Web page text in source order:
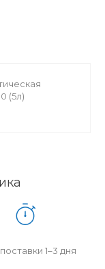
(5л)
1–3 дня